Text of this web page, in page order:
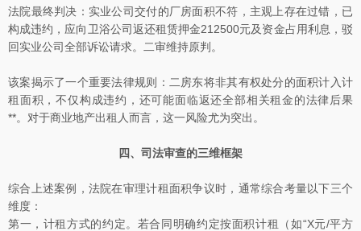
法院最终判决：实业公司交付的厂房面积不符，主观上存在过错，已
构成违约，应向卫浴公司返还租赁押金212500元及资金占用利息，驳
回实业公司全部诉讼请求。二审维持原判。
该案揭示了一个重要法律规则：二房东将非其有权处分的面积计入计
租面积，不仅构成违约，还可能面临返还全部相关租金的法律后果
**。对于商业地产出租人而言，这一风险尤为突出。
四、司法审查的三维框架
综合上述案例，法院在审理计租面积争议时，通常综合考量以下三个
维度：
第一，计租方式的约定。若合同明确约定按面积计租（如“X元/平方